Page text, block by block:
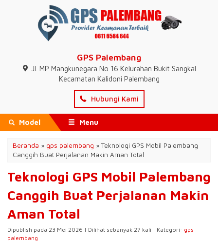
GPS Palembang
Jl. MP Mangkunegara No 16 Kelurahan Bukit Sangkal
Kecamatan Kalidoni Palembang
Hubungi Kami
Model Menu
Beranda » gps palembang »Teknologi GPS Mobil Palembang
Canggih Buat Perjalanan Makin Aman Total
Teknologi GPS Mobil Palembang
Canggih Buat Perjalanan Makin
Aman Total
Dipublish pada 23 Mei 2026 | Dilihat sebanyak 27 kali | Kategori: gps
palembang